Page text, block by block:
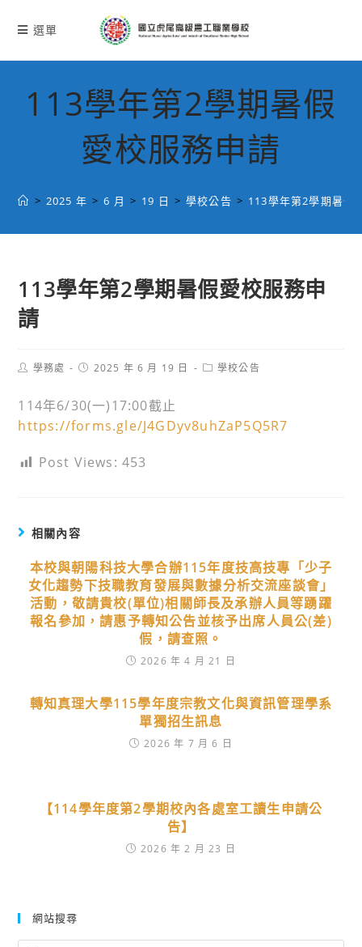
選單
113學年第2學期暑假
愛校服務申請
> 2025 年 > 6 月 > 19 日 > 學校公告 > 113學年第2學期暑假
113學年第2學期暑假愛校服務申
請
Post學務處
Post2025 年 6 月 19 日
Post學校公告
114年6/30(一)17:00截止
https://forms.gle/J4GDyv8uhZaP5Q5R7
Post Views: 453
相關內容
本校與朝陽科技大學合辦115年度技高技專「少子
女化趨勢下技職教育發展與數據分析交流座談會」
活動，敬請貴校(單位)相關師長及承辦人員等踴躍
報名參加，請惠予轉知公告並核予出席人員公(差)
假，請查照。
2026 年 4 月 21 日
轉知真理大學115學年度宗教文化與資訊管理學系
單獨招生訊息
2026 年 7 月 6 日
【114學年度第2學期校內各處室工讀生申請公
告】
2026 年 2 月 23 日
網站搜尋